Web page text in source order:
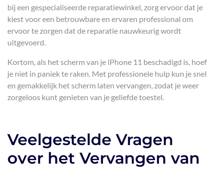
bij een gespecialiseerde reparatiewinkel, zorg ervoor dat je
kiest voor een betrouwbare en ervaren professional om
ervoor te zorgen dat de reparatie nauwkeurig wordt
uitgevoerd.
Kortom, als het scherm van je iPhone 11 beschadigd is, hoef
je niet in paniek te raken. Met professionele hulp kun je snel
en gemakkelijk het scherm laten vervangen, zodat je weer
zorgeloos kunt genieten van je geliefde toestel.
Veelgestelde Vragen
over het Vervangen van